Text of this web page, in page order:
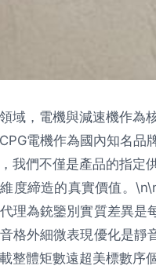
域，電機與減速機作為
電機作為國內知名品
我們不僅是產品的指定
度締造的真實價值。
理為銃鑒別實質差異是
格外細微表現優化是靜
整體矩數遠超美標數序